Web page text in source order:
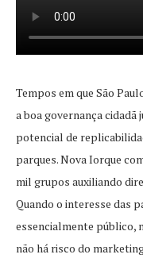
Tempos em que São
a boa governança cidadã
potencial de
parques. Nova Iorque
mil grupos auxiliando
Quando o interesse das
essencialmente público,
não há risco do